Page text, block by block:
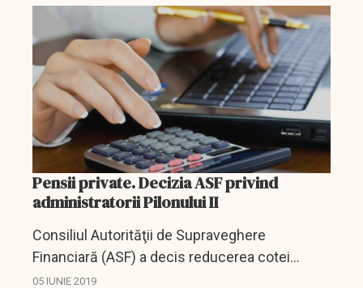
persoane, conform unui...
Pensii private. Decizia ASF privind
administratorii Pilonului II
Consiliul Autorităţii de Supraveghere
Financiară (ASF) a decis reducerea cotei
percepută de ASF din valoarea contribuţiilor
05 IUNIE 2019